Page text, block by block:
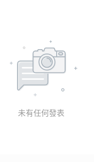
未有任何發表